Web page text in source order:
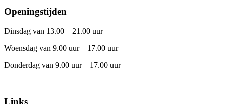
Openingstijden
Dinsdag van 13.00 – 21.00 uur
Woensdag van 9.00 uur – 17.00 uur
Donderdag van 9.00 uur – 17.00 uur
Links